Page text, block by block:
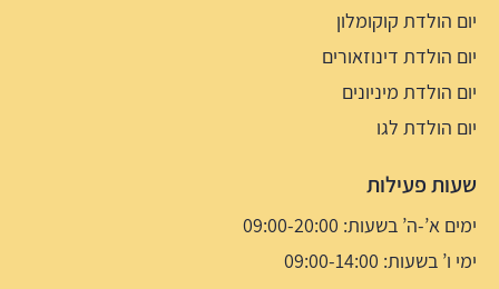
יום הולדת קוקומלון
יום הולדת דינוזאורים
יום הולדת מיניונים
יום הולדת לגו
שעות פעילות
ימים א’-ה’ בשעות: 09:00-20:00
ימי ו’ בשעות: 09:00-14:00